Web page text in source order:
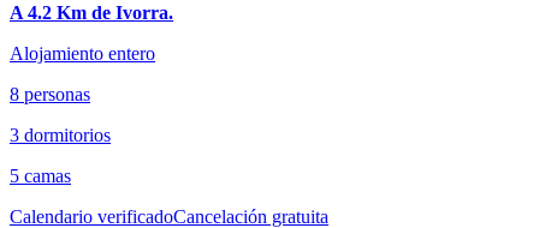
A 4.2 Km de Ivorra.
Alojamiento entero
8 personas
3 dormitorios
5 camas
Calendario verificadoCancelación gratuita